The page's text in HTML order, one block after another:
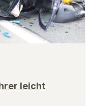
leicht